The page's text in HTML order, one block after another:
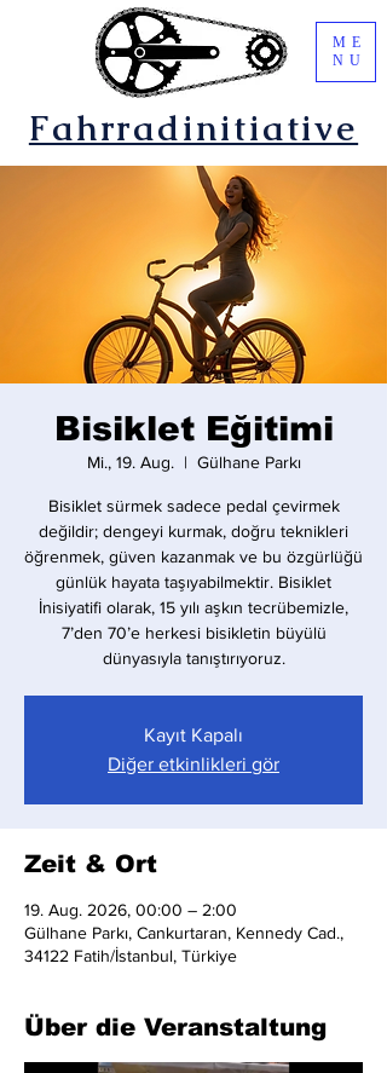
Fahrradinitiative
ME
NU
Bisiklet Eğitimi
Mi., 19. Aug.
  |
Gülhane Parkı
Bisiklet sürmek sadece pedal çevirmek
değildir; dengeyi kurmak, doğru teknikleri
öğrenmek, güven kazanmak ve bu özgürlüğü
günlük hayata taşıyabilmektir. Bisiklet
İnisiyatifi olarak, 15 yılı aşkın tecrübemizle,
7’den 70’e herkesi bisikletin büyülü
dünyasıyla tanıştırıyoruz.
Kayıt Kapalı
Diğer etkinlikleri gör
Zeit & Ort
19. Aug. 2026, 00:00 – 2:00
Gülhane Parkı, Cankurtaran, Kennedy Cad.,
34122 Fatih/İstanbul, Türkiye
Über die Veranstaltung